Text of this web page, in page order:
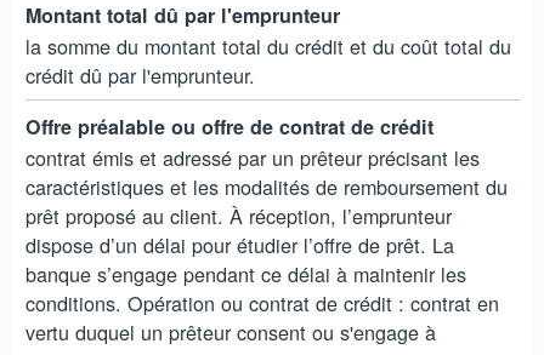
Montant total dû par l'emprunteur
la somme du montant total du crédit et du coût total du
crédit dû par l'emprunteur.
Offre préalable ou offre de contrat de crédit
contrat émis et adressé par un prêteur précisant les
caractéristiques et les modalités de remboursement du
prêt proposé au client. À réception, l’emprunteur
dispose d’un délai pour étudier l’offre de prêt. La
banque s’engage pendant ce délai à maintenir les
conditions. Opération ou contrat de crédit : contrat en
vertu duquel un prêteur consent ou s'engage à